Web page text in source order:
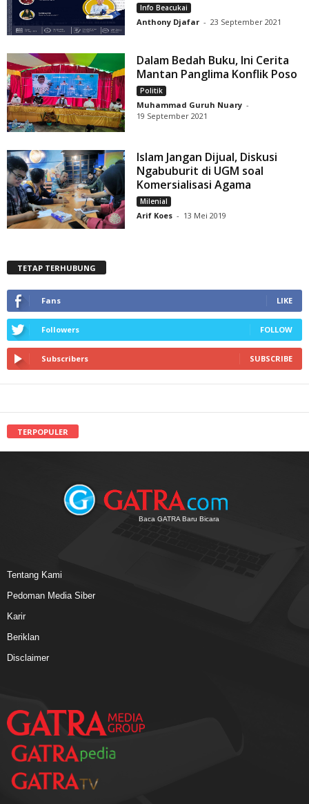
Info Beacukai
Anthony Djafar - 23 September 2021
Dalam Bedah Buku, Ini Cerita
Mantan Panglima Konflik Poso
Politik
Muhammad Guruh Nuary -
19 September 2021
Islam Jangan Dijual, Diskusi
Ngabuburit di UGM soal
Komersialisasi Agama
Milenial
Arif Koes - 13 Mei 2019
TETAP TERHUBUNG
Fans LIKE
Followers FOLLOW
Subscribers SUBSCRIBE
TERPOPULER
Baca GATRA Baru Bicara
Tentang Kami
Pedoman Media Siber
Karir
Beriklan
Disclaimer